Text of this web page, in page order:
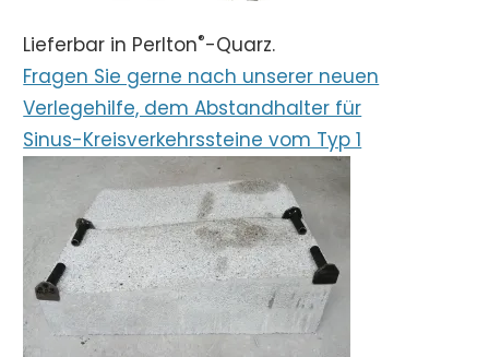
Lieferbar in Perlton®-Quarz.
Fragen Sie gerne nach unserer neuen
Verlegehilfe, dem Abstandhalter für
Sinus-Kreisverkehrssteine vom Typ 1